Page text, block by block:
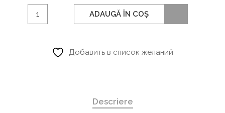
Cantitate
Cameră
supraveghere
ADAUGĂ ÎN COȘ
Добавить в список желаний
Descriere